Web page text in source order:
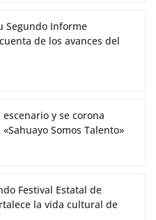
Segundo Informe
de los avances del
y se corona
Somos Talento»
Festival Estatal de
la vida cultural de